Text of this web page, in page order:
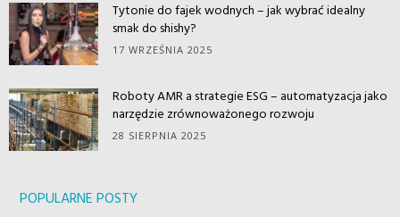
Tytonie do fajek wodnych – jak wybrać idealny
smak do shishy?
17 WRZEŚNIA 2025
Roboty AMR a strategie ESG – automatyzacja jako
narzędzie zrównoważonego rozwoju
28 SIERPNIA 2025
POPULARNE POSTY